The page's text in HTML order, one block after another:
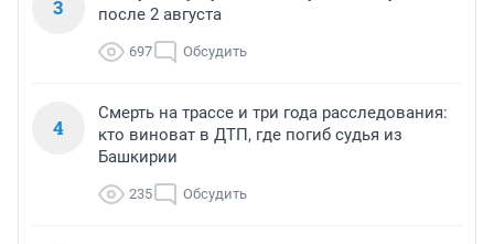
3
после 2 августа
697 Обсудить
4
Смерть на трассе и три года расследования:
кто виноват в ДТП, где погиб судья из
Башкирии
235 Обсудить